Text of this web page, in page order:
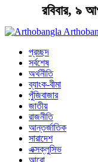
রবিবার, ৯
প্রচ্ছদ
সর্বশেষ
অর্থনীতি
ব্যাংক-বীমা
পুঁজিবাজার
জাতীয়
রাজনীতি
আন্তর্জাতিক
সারাদেশ
এক্সক্লুসিভ
আরো